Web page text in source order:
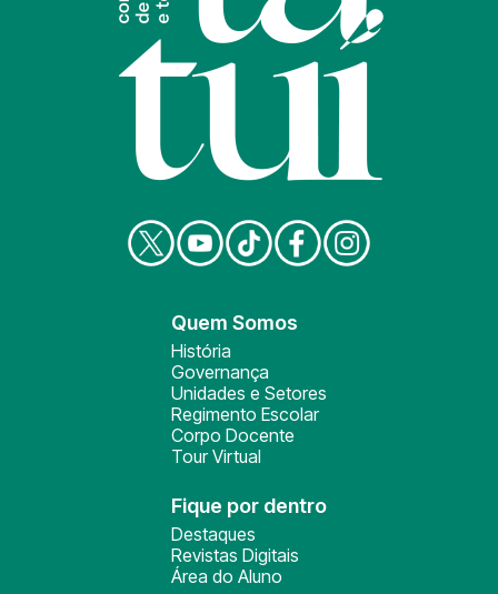
Quem Somos
História
Governança
Unidades e Setores
Regimento Escolar
Corpo Docente
Tour Virtual
Fique por dentro
Destaques
Revistas Digitais
Área do Aluno